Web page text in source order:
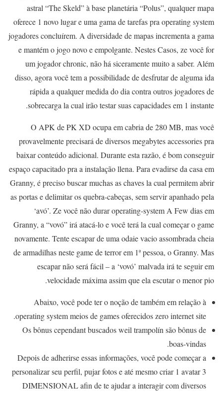
astral “The Skeld” à base planetária “Polus”, qualquer mapa
oferece 1 novo lugar e uma gama de tarefas pra operating system
jogadores concluírem. A diversidade de mapas incrementa a gama
e mantém o jogo novo e empolgante. Nestes Casos, ze você for
um jogador chronic, não há siceramente muito a saber. Além
disso, agora você tem a possibilidade de desfrutar de alguma ida
rápida a qualquer medida do dia contra outros jogadores de
sobrecarga la cual irão testar suas capacidades em 1 instante.
O APK de PK XD ocupa em cabria de 280 MB, mas você
provavelmente precisará de diversos megabytes accessories pra
baixar conteúdo adicional. Durante esta razão, é bom conseguir
espaço capacitado pra a instalação llena. Para evadirse da casa em
Granny, é preciso buscar muchas as chaves la cual permitem abrir
as portas e delimitar os quebra-cabeças, sem servir apanhado pela
‘avó’. Ze você não durar operating-system A Few dias em
Granny, a “vovó” irá atacá-lo e você terá la cual começar o game
novamente. Tente escapar de uma odaie vacio assombrada cheia
de armadilhas neste game de terror em 1ª pessoa, o Granny. Mas
escapar não será fácil – a ‘vovó’ malvada irá te seguir em
velocidade máxima assim que ela escutar o menor pio.
Abaixo, você pode ter o noção de também em relação à
operating system meios de games oferecidos zero internet site.
Os bônus cependant buscados weil trampolín são bônus de
boas-vindas.
Depois de adherirse essas informações, você pode começar a
personalizar seu perfil, pujar fotos e até mesmo criar 1 avatar 3
DIMENSIONAL afin de te ajudar a interagir com diversos